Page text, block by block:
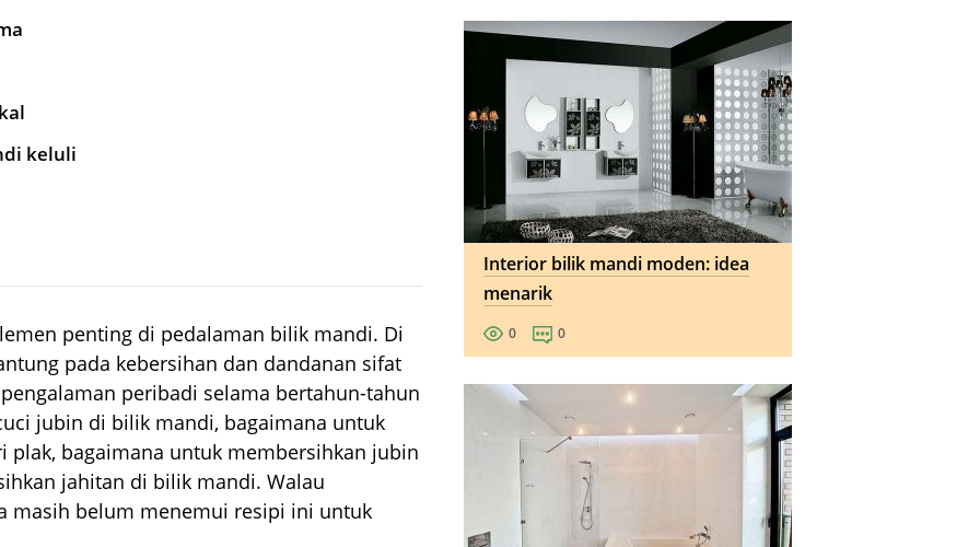
keluli
penting di pedalaman bilik mandi. Di
pada kebersihan dan dandanan sifat
peribadi selama bertahun-tahun
jubin di bilik mandi, bagaimana untuk
bagaimana untuk membersihkan jubin
jahitan di bilik mandi. Walau
masih belum menemui resipi ini untuk
Interior bilik mandi moden: idea
menarik
0 0